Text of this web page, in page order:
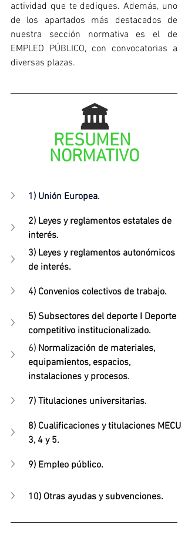
actividad que te dediques. Además, uno
de los apartados más destacados de
nuestra sección normativa es el de
EMPLEO PÚBLICO, con convocatorias a
diversas plazas.
🏛️
RESUMEN
NORMATIVO
1) Unión Europea.
2) Leyes y reglamentos estatales de
interés.
3) Leyes y reglamentos autonómicos
de interés.
4) Convenios colectivos de trabajo.
5) Subsectores del deporte I Deporte
competitivo institucionalizado.
6) Normalización de materiales,
equipamientos, espacios,
instalaciones y procesos.
7) Titulaciones universitarias.
8) Cualificaciones y titulaciones MECU
3, 4 y 5.
9) Empleo público.
10) Otras ayudas y subvenciones.